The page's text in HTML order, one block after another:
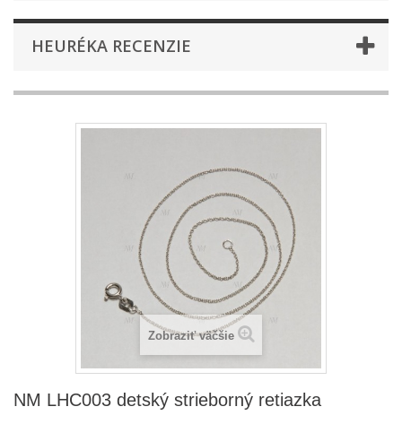
HEURÉKA RECENZIE
Zobraziť väčšie
NM LHC003 detský strieborný retiazka